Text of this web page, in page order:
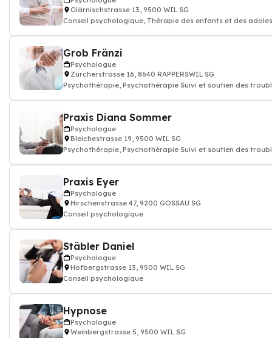
Glärnischstrasse 13, 9500 WIL SG
Conseil psychologique, Thérapie des enfants et des
Grob Fränzi
Psychologue
Zürcherstrasse 16, 8640 RAPPERSWIL SG
Psychothérapie, Psychothérapie Suivi et soutien des
Praxis Diana Sommer
Psychologue
Bleichestrasse 19, 9500 WIL SG
Psychothérapie, Psychothérapie Suivi et soutien des
Praxis Eyer
Psychologue
Hirschenstrasse 47, 9200 GOSSAU SG
Conseil psychologique
Stäbler Daniel
Psychologue
Hofbergstrasse 13, 9500 WIL SG
Conseil psychologique
Hypnose
Psychologue
Weinbergstrasse 5, 9500 WIL SG